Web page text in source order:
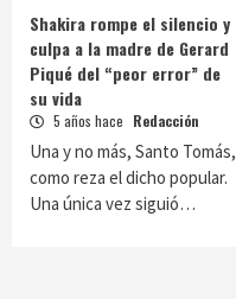
Shakira rompe el silencio y
culpa a la madre de Gerard
Piqué del “peor error” de
su vida
5 años hace Redacción
Una y no más, Santo Tomás,
como reza el dicho popular.
Una única vez siguió…